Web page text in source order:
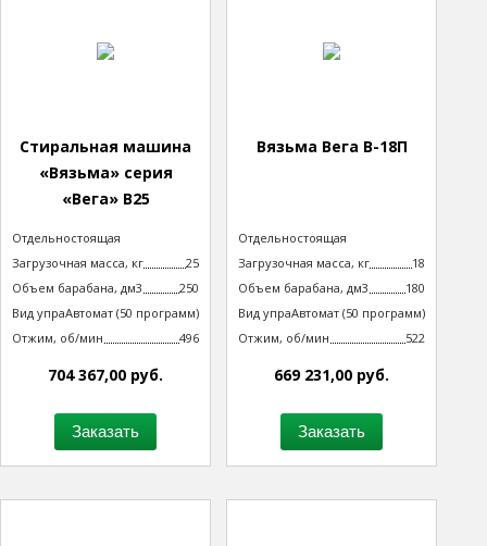
Стиральная машина
«Вязьма» серия
«Вега» В25
Тип машины
Отдельностоящая
неподрессоренная
Загрузочная масса, кг
25
Объем барабана, дм3
250
Вид управления
технологическим процессом
Автомат (50 программ)
Отжим, об/мин
496
704 367,00 руб.
Заказать
Вязьма Вега В-18П
Тип машины
Отдельностоящая
неподрессоренная
Загрузочная масса, кг
18
Объем барабана, дм3
180
Вид управления
технологическим процессом
Автомат (50 программ)
Отжим, об/мин
522
669 231,00 руб.
Заказать